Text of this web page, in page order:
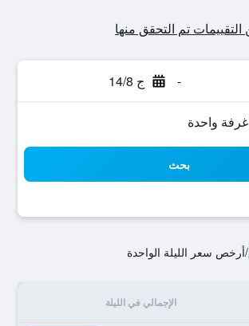
- ج 14/8
بحث
/أرخص سعر الليلة الواحدة
الإجمالي في الليلة